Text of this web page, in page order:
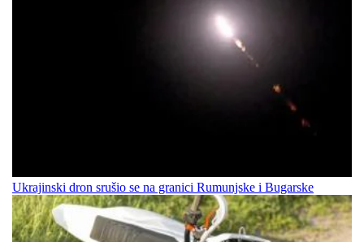
Ukrajinski dron srušio se na granici Rumunjske i Bugarske